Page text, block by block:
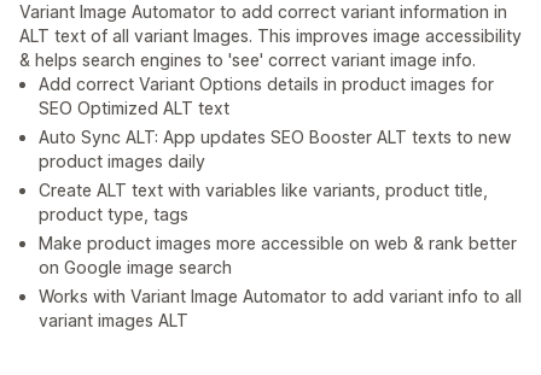
Variant Image Automator to add correct variant information in
ALT text of all variant Images. This improves image accessibility
& helps search engines to 'see' correct variant image info.
Add correct Variant Options details in product images for
SEO Optimized ALT text
Auto Sync ALT: App updates SEO Booster ALT texts to new
product images daily
Create ALT text with variables like variants, product title,
product type, tags
Make product images more accessible on web & rank better
on Google image search
Works with Variant Image Automator to add variant info to all
variant images ALT